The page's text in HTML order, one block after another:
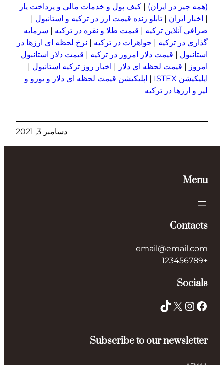
(همه چیز در ایران) | کیف پول و خدمات مالی و پرداخت یار
| اخبار ایران | تابلو زنده قیمت ارز در ترکیه و استانبول |
صرافی آنلاین ترکیه | قیمت طلا و نقره در ترکیه | سرمایه
گذاری در ترکیه | جواهرات در ترکیه | نرخ لحظه ای ارزها در
استانبول | قیمت دلار امروز در ترکیه | قیمت دلار استانبول
امروز | قیمت لحظه ای دلار | اخبار روز ترکیه استانبول |
اپلیکیشن ISTEX
| اپلیکیشن قیمت لحظه ای دلار و یورو و
لیر و ارزها در ترکیه
دسامبر 3, 2021
Menu
Contacts
email@email.com
+123456789
Socials
Facebook
Instagram
X
TikTok
Subscribe to our newsletter